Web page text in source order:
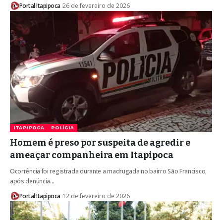
Portal Itapipoca 26 de fevereiro de 2026
ITAPIPOCA POLÍCIA
Homem é preso por suspeita de agredir e
ameaçar companheira em Itapipoca
Ocorrência foi registrada durante a madrugada no bairro São Francisco,
após denúncia…
Portal Itapipoca 12 de fevereiro de 2026